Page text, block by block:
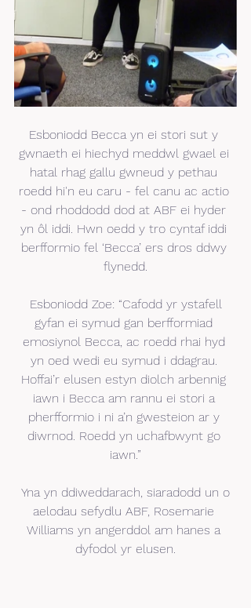
Esboniodd Becca yn ei stori sut y
gwnaeth ei hiechyd meddwl gwael ei
hatal rhag gallu gwneud y pethau
roedd hi'n eu caru - fel canu ac actio
- ond rhoddodd dod at ABF ei hyder
yn ôl iddi. Hwn oedd y tro cyntaf iddi
berfformio fel ‘Becca’ ers dros ddwy
flynedd.
gyfan ei symud gan berfformiad
emosiynol Becca, ac roedd rhai hyd
yn oed wedi eu symud i ddagrau.
Hoffai’r elusen estyn diolch arbennig
iawn i Becca am rannu ei stori a
pherfformio i ni a’n gwesteion ar y
diwrnod. Roedd yn uchafbwynt go
iawn.”
aelodau sefydlu ABF, Rosemarie
Williams yn angerddol am hanes a
dyfodol yr elusen.